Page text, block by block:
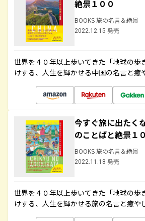
絶景１００
BOOKS 旅の名言＆絶景
2022.12.15 発売
世界を４０年以上歩いてきた「地球の歩
けする、人生を輝かせる中国の名言と癒
今すぐ旅に出たく
のことばと絶景１
BOOKS 旅の名言＆絶景
2022.11.18 発売
世界を４０年以上歩いてきた「地球の歩
けする、人生を輝かせる旅の名言と癒や